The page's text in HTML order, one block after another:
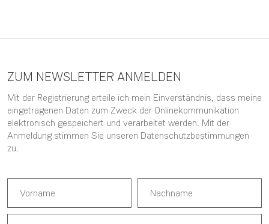
ZUM NEWSLETTER ANMELDEN
Mit der Registrierung erteile ich mein Einverständnis, dass meine
eingetragenen Daten zum Zweck der Onlinekommunikation
elektronisch gespeichert und verarbeitet werden. Mit der
Anmeldung stimmen Sie unseren Datenschutzbestimmungen
zu.